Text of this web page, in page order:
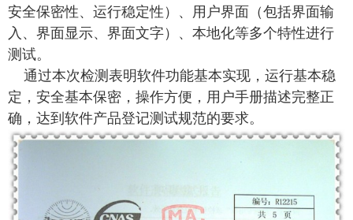
安全保密性、运行稳定性）、用户界面（包括界面输
入、界面显示、界面文字）、本地化等多个特性进行
测试。
通过本次检测表明软件功能基本实现，运行基本稳
定，安全基本保密，操作方便，用户手册描述完整正
确，达到软件产品登记测试规范的要求。